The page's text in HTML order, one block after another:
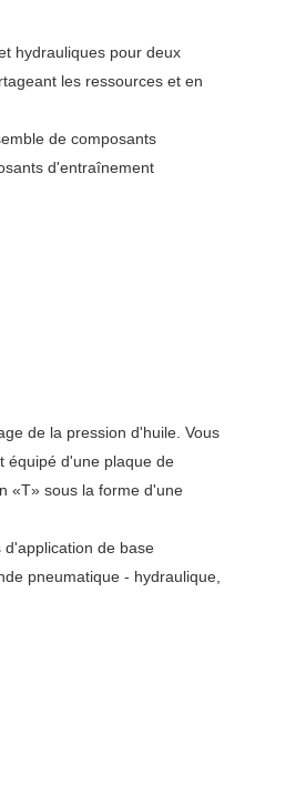
hydrauliques pour deux
les ressources et en
de composants
d'entraînement
de la pression d'huile. Vous
équipé d'une plaque de
«T» sous la forme d'une
de base
pneumatique - hydraulique,